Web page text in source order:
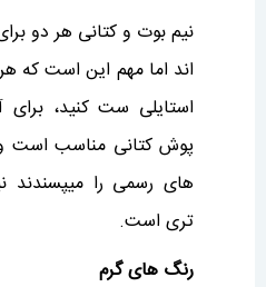
نیم بوت و کتانی هر دو
اند اما مهم این است که
استایلی ست کنید، برای
پوش کتانی مناسب است و
های رسمی را میپسندند
تری است.
رنگ های گرم